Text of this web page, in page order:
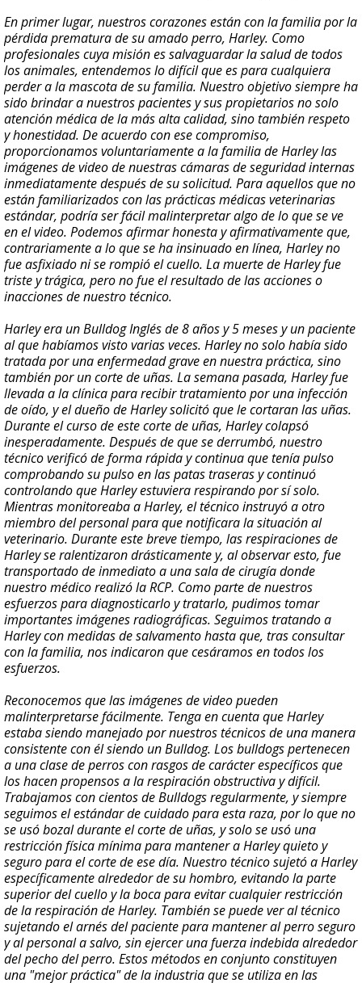
En primer lugar, nuestros corazones están con la familia por la
pérdida prematura de su amado perro, Harley. Como
profesionales cuya misión es salvaguardar la salud de todos
los animales, entendemos lo difícil que es para cualquiera
perder a la mascota de su familia. Nuestro objetivo siempre ha
sido brindar a nuestros pacientes y sus propietarios no solo
atención médica de la más alta calidad, sino también respeto
y honestidad. De acuerdo con ese compromiso,
proporcionamos voluntariamente a la familia de Harley las
imágenes de video de nuestras cámaras de seguridad internas
inmediatamente después de su solicitud. Para aquellos que no
están familiarizados con las prácticas médicas veterinarias
estándar, podría ser fácil malinterpretar algo de lo que se ve
en el video. Podemos afirmar honesta y afirmativamente que,
contrariamente a lo que se ha insinuado en línea, Harley no
fue asfixiado ni se rompió el cuello. La muerte de Harley fue
triste y trágica, pero no fue el resultado de las acciones o
inacciones de nuestro técnico.
Harley era un Bulldog Inglés de 8 años y 5 meses y un paciente
al que habíamos visto varias veces. Harley no solo había sido
tratada por una enfermedad grave en nuestra práctica, sino
también por un corte de uñas. La semana pasada, Harley fue
llevada a la clínica para recibir tratamiento por una infección
de oído, y el dueño de Harley solicitó que le cortaran las uñas.
Durante el curso de este corte de uñas, Harley colapsó
inesperadamente. Después de que se derrumbó, nuestro
técnico verificó de forma rápida y continua que tenía pulso
comprobando su pulso en las patas traseras y continuó
controlando que Harley estuviera respirando por sí solo.
Mientras monitoreaba a Harley, el técnico instruyó a otro
miembro del personal para que notificara la situación al
veterinario. Durante este breve tiempo, las respiraciones de
Harley se ralentizaron drásticamente y, al observar esto, fue
transportado de inmediato a una sala de cirugía donde
nuestro médico realizó la RCP. Como parte de nuestros
esfuerzos para diagnosticarlo y tratarlo, pudimos tomar
importantes imágenes radiográficas. Seguimos tratando a
Harley con medidas de salvamento hasta que, tras consultar
con la familia, nos indicaron que cesáramos en todos los
esfuerzos.
Reconocemos que las imágenes de video pueden
malinterpretarse fácilmente. Tenga en cuenta que Harley
estaba siendo manejado por nuestros técnicos de una manera
consistente con él siendo un Bulldog. Los bulldogs pertenecen
a una clase de perros con rasgos de carácter específicos que
los hacen propensos a la respiración obstructiva y difícil.
Trabajamos con cientos de Bulldogs regularmente, y siempre
seguimos el estándar de cuidado para esta raza, por lo que no
se usó bozal durante el corte de uñas, y solo se usó una
restricción física mínima para mantener a Harley quieto y
seguro para el corte de ese día. Nuestro técnico sujetó a Harley
específicamente alrededor de su hombro, evitando la parte
superior del cuello y la boca para evitar cualquier restricción
de la respiración de Harley. También se puede ver al técnico
sujetando el arnés del paciente para mantener al perro seguro
y al personal a salvo, sin ejercer una fuerza indebida alrededor
del pecho del perro. Estos métodos en conjunto constituyen
una "mejor práctica" de la industria que se utiliza en las